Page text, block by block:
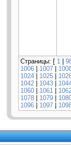
Страницы: [ 1 |
1006 | 1007 |
1024 | 1025 |
1042 | 1043 |
1060 | 1061 |
1078 | 1079 |
1096 | 1097 |